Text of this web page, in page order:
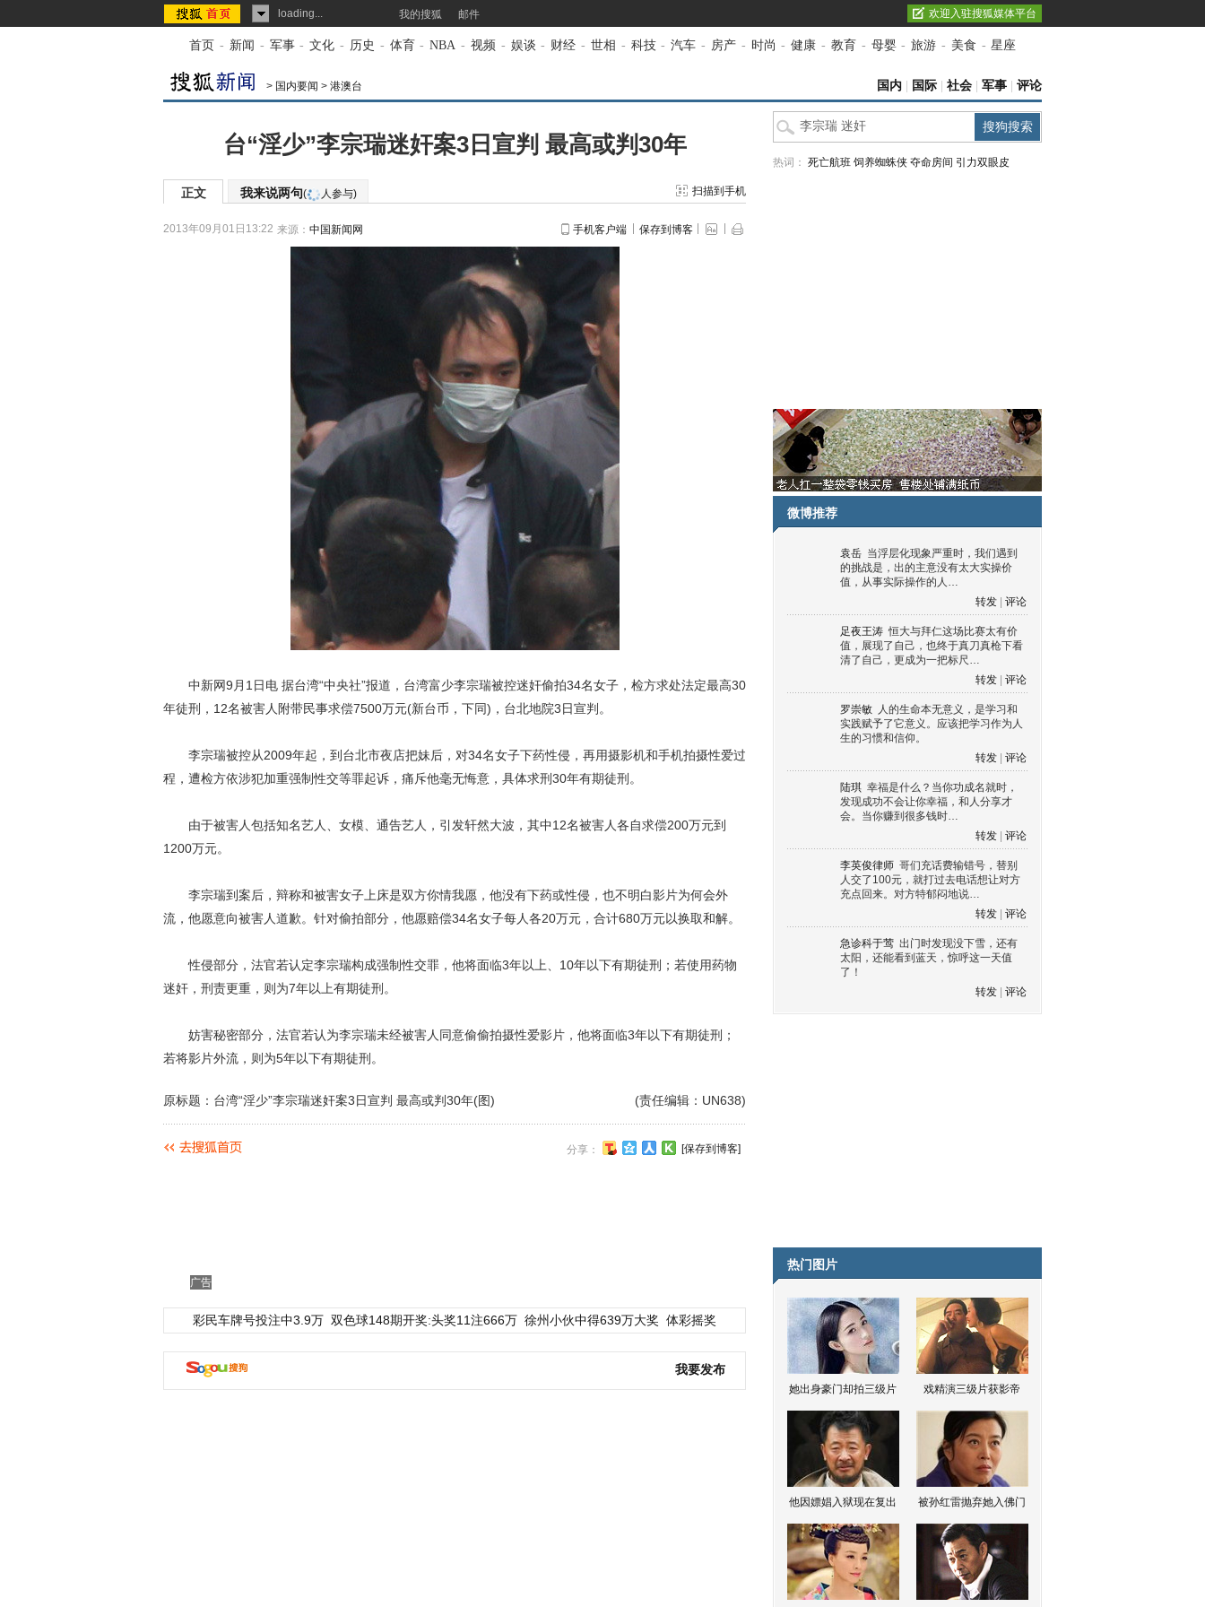
loading... 我的搜狐 邮件 欢迎入驻搜狐媒体平台
首页 - 新闻 - 军事 - 文化 - 历史 - 体育 - NBA - 视频 - 娱谈 - 财经 - 世相 - 科技 - 汽车 - 房产 - 时尚 - 健康 - 教育 - 母婴 - 旅游 - 美食 - 星座
> 国内要闻 > 港澳台 国内 国际 社会 军事 评论
台“淫少”李宗瑞迷奸案3日宣判 最高或判30年
正文 我来说两句( 人参与) 扫描到手机
2013年09月01日13:22 来源： 中国新闻网 手机客户端 保存到博客
中新网9月1日电 据台湾“中央社”报道，台湾富少李宗瑞被控迷奸偷拍34名女子，检方求处法定最高30
年徒刑，12名被害人附带民事求偿7500万元(新台币，下同)，台北地院3日宣判。
李宗瑞被控从2009年起，到台北市夜店把妹后，对34名女子下药性侵，再用摄影机和手机拍摄性爱过
程，遭检方依涉犯加重强制性交等罪起诉，痛斥他毫无悔意，具体求刑30年有期徒刑。
由于被害人包括知名艺人、女模、通告艺人，引发轩然大波，其中12名被害人各自求偿200万元到
1200万元。
李宗瑞到案后，辩称和被害女子上床是双方你情我愿，他没有下药或性侵，也不明白影片为何会外
流，他愿意向被害人道歉。针对偷拍部分，他愿赔偿34名女子每人各20万元，合计680万元以换取和解。
性侵部分，法官若认定李宗瑞构成强制性交罪，他将面临3年以上、10年以下有期徒刑；若使用药物
迷奸，刑责更重，则为7年以上有期徒刑。
妨害秘密部分，法官若认为李宗瑞未经被害人同意偷偷拍摄性爱影片，他将面临3年以下有期徒刑；
若将影片外流，则为5年以下有期徒刑。
(责任编辑：UN638)
原标题：台湾“淫少”李宗瑞迷奸案3日宣判 最高或判30年(图)
分享： [保存到博客]
广告
彩民车牌号投注中3.9万 双色球148期开奖:头奖11注666万 徐州小伙中得639万大奖 体彩摇奖
我要发布
热词： 死亡航班 饲养蜘蛛侠 夺命房间 引力双眼皮
微博推荐
袁岳 当浮层化现象严重时，我们遇到
的挑战是，出的主意没有太大实操价
值，从事实际操作的人…
转发
评论
足夜王涛 恒大与拜仁这场比赛太有价
值，展现了自己，也终于真刀真枪下看
清了自己，更成为一把标尺…
转发
评论
罗崇敏 人的生命本无意义，是学习和
实践赋予了它意义。应该把学习作为人
生的习惯和信仰。
转发
评论
陆琪 幸福是什么？当你功成名就时，
发现成功不会让你幸福，和人分享才
会。当你赚到很多钱时…
转发
评论
李英俊律师 哥们充话费输错号，替别
人交了100元，就打过去电话想让对方
充点回来。对方特郁闷地说…
转发
评论
急诊科于莺 出门时发现没下雪，还有
太阳，还能看到蓝天，惊呼这一天值
了！
转发
评论
热门图片
她出身豪门却拍三级片 戏精演三级片获影帝
他因嫖娼入狱现在复出 被孙红雷抛弃她入佛门